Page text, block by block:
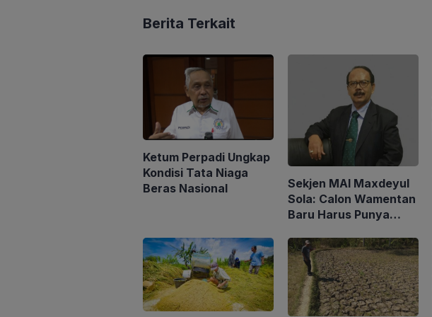
Berita Terkait
Ketum Perpadi Ungkap
Kondisi Tata Niaga
Beras Nasional
Sekjen MAI Maxdeyul
Sola: Calon Wamentan
Baru Harus Punya
Konsep Holistik